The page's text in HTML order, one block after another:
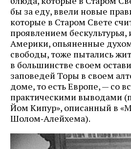
бы за еду, ввели новые
которые в Старом Свете
проявлением бескультурья,
Америки, опьяненные
свободы, тоже пытались
в большинстве своем
заповедей Торы в своем
доме, то есть Европе, — со
практическими выводами
Йом Кипур», описанный в
Шолом‑Алейхема).